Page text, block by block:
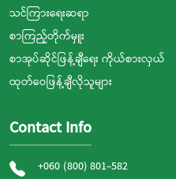
သင်ကြားရေးဆရာ
စာကြည့်တိုက်မှူး
စာအုပ်ဆိုင်ဖြန့်ချီရေး ကိုယ်စားလှယ်
ထုတ်ဝေဖြန့်ချီလိုသူများ
Contact Info
+060 (800) 801-582